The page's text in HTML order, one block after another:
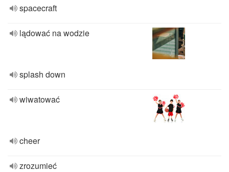
spacecraft
lądować na wodzie
splash down
wiwatować
cheer
zrozumieć